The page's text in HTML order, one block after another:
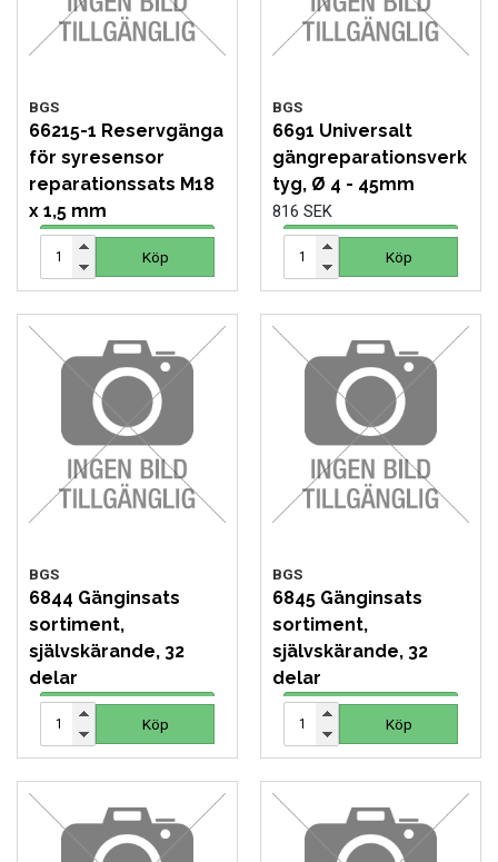
BGS
66215-1 Reservgänga
för syresensor
reparationssats M18
x 1,5 mm
44 SEK
Köp
BGS
6691 Universalt
gängreparationsverk
tyg, Ø 4 - 45mm
816 SEK
Köp
BGS
6844 Gänginsats
sortiment,
självskärande, 32
delar
338 SEK
Köp
BGS
6845 Gänginsats
sortiment,
självskärande, 32
delar
244 SEK
Köp